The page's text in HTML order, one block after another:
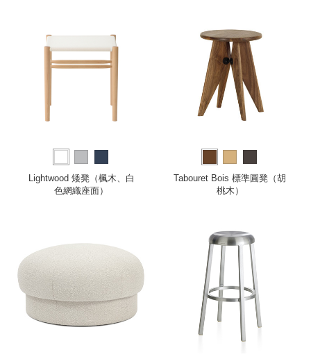
Lightwood 矮凳（楓木、白
色網織座面）
Tabouret Bois 標準圓凳（胡
桃木）